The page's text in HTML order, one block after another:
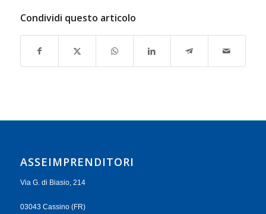
Condividi questo articolo
ASSEIMPRENDITORI
Via G. di Biasio, 214
03043 Cassino (FR)